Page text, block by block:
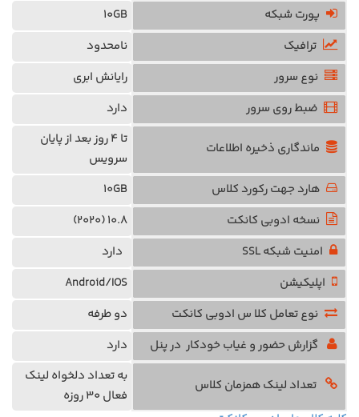
پورت شبکه
10GB
ترافیک
نامحدود
نوع سرور
رایانش ابری
ضبط روی سرور
دارد
ماندگاری ذخیره اطلاعات
تا 4 روز بعد از پایان
سرویس
هارد جهت رکورد کلاس
10GB
نسخه ادوبی کانکت
10.8 (2020)
امنیت شبکه SSL
دارد
اپلیکیشن
Android/IOS
نوع تعامل کلا س ادوبی کانکت
دو طرفه
گزارش حضور و غیاب خودکار در پنل
دارد
تعداد لینک همزمان کلاس
به تعداد دلخواه لینک
فعال 30 روزه